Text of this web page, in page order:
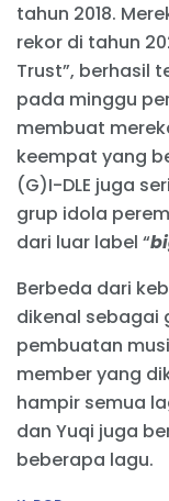
tahun 2018.
rekor di tahun
Trust”, berhasil
pada minggu
membuat
keempat yang
(G)I-DLE juga
grup idola
dari luar label “
Berbeda dari
dikenal sebagai
pembuatan
member yang
hampir semua
dan Yuqi juga
beberapa lagu.